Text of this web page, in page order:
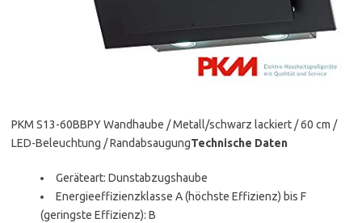
PKM S13-60BBPY Wandhaube / Metall/schwarz lackiert / 60 cm /
LED-Beleuchtung / RandabsaugungTechnische Daten
Geräteart: Dunstabzugshaube
Energieeffizienzklasse A (höchste Effizienz) bis F
(geringste Effizienz): B